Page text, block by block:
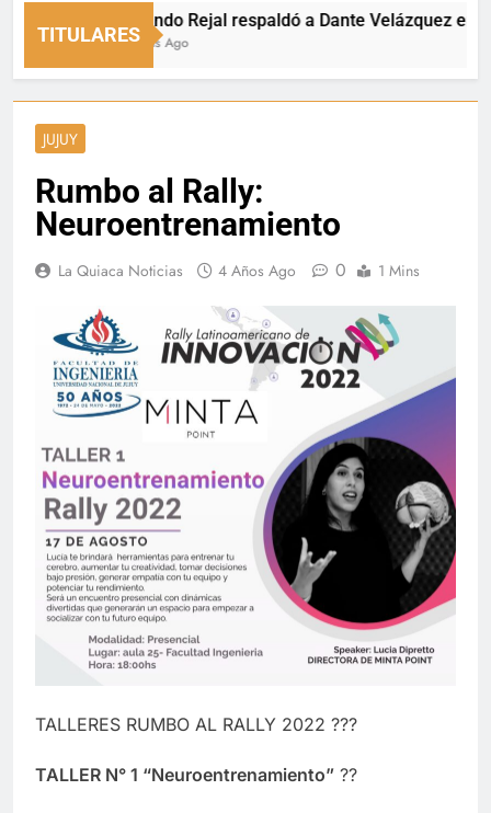
TITULARES
Fernando Rejal respaldó a Dante Velázquez en el
15 Horas Ago
JUJUY
Rumbo al Rally:
Neuroentrenamiento
La Quiaca Noticias 4 Años Ago 0 1 Mins
TALLERES RUMBO AL RALLY 2022 ???
TALLER N° 1 “Neuroentrenamiento” ??